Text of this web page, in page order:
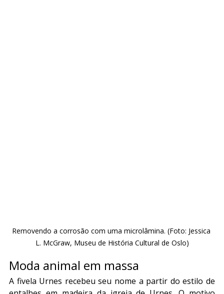
Removendo a corrosão com uma microlâmina. (Foto: Jessica
L. McGraw, Museu de História Cultural de Oslo)
Moda animal em massa
A fivela Urnes recebeu seu nome a partir do estilo de